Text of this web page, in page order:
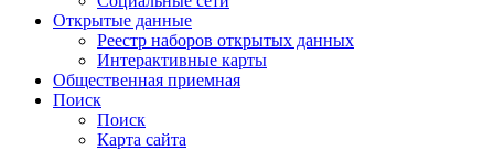
Открытые данные
Реестр наборов открытых данных
Интерактивные карты
Общественная приемная
Поиск
Поиск
Карта сайта